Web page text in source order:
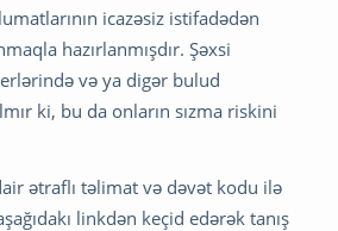
icazəsiz istifadədən
hazırlanmışdır. Şəxsi
və ya digər bulud
ki, bu da onların sızma riskini
ətraflı təlimat və dəvət kodu ilə
linkdən keçid edərək tanış